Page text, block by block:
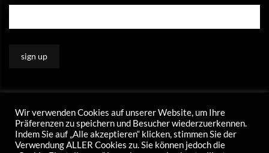
Wir verwenden Cookies auf unserer Website, um Ihre
Präferenzen zu speichern und Besucher wiederzuerkennen.
Indem Sie auf „Alle akzeptieren“ klicken, stimmen Sie der
Verwendung ALLER Cookies zu. Sie können jedoch die